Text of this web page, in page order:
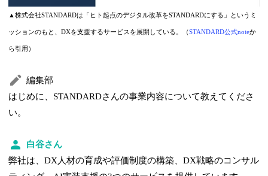
▲株式会社STANDARDは「ヒト起点のデジタル改革をSTANDARDにする」というミ
ッションのもと、DXを支援するサービスを展開している。（STANDARD公式noteか
ら引用）
編集部
はじめに、STANDARDさんの事業内容について教えてくださ
い。
白谷さん
弊社は、DX人材の育成や評価制度の構築、DX戦略のコンサル